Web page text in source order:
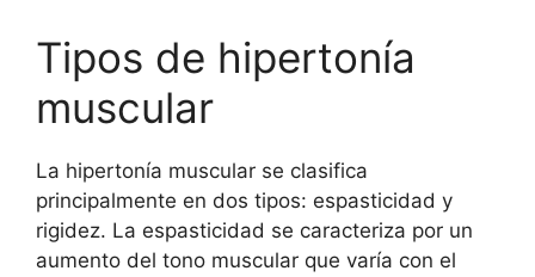
Tipos de hipertonía
muscular
La hipertonía muscular se clasifica
principalmente en dos tipos: espasticidad y
rigidez. La espasticidad se caracteriza por un
aumento del tono muscular que varía con el